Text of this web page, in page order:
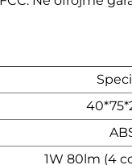
1W 80lm (4